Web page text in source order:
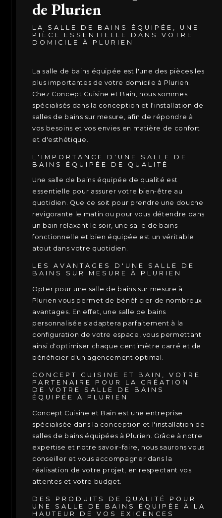
de Plurien
LA SALLE DE BAINS ÉQUIPÉE, UNE
PIÈCE ESSENTIELLE DANS VOTRE
DOMICILE À PLURIEN
La salle de bains équipée est l'une des pièces les
plus importantes de votre domicile à Plurien.
Chez Concept Cuisine et Bain, nous sommes
spécialisés dans la conception et l'installation de
salles de bains sur mesure, afin de répondre à
vos besoins et vos envies en matière de confort
et d'esthétique.
L'IMPORTANCE D'UNE SALLE DE
BAINS ÉQUIPÉE DE QUALITÉ
Une salle de bains équipée de qualité est
essentielle pour assurer votre bien-être au
quotidien. Que ce soit pour prendre une douche
revigorante le matin ou pour vous détendre dans
un bain relaxant le soir, une salle de bains
fonctionnelle et bien équipée est un véritable
atout dans votre quotidien.
LES AVANTAGES D'UNE SALLE DE
BAINS SUR MESURE À PLURIEN
Opter pour une salle de bains sur mesure à
Plurien vous permet de bénéficier de nombreux
avantages. En effet, une salle de bains
personnalisée s'adaptera parfaitement à la
configuration de votre espace, vous permettant
ainsi d'optimiser chaque centimètre carré et de
bénéficier d'un agencement optimal.
CONCEPT CUISINE ET BAIN, VOTRE
PARTENAIRE POUR LA CRÉATION
DE VOTRE SALLE DE BAINS
ÉQUIPÉE À PLURIEN
Concept Cuisine et Bain est une entreprise
spécialisée dans la conception et l'installation de
salles de bains équipées à Plurien. Grâce à notre
expertise et notre savoir-faire, nous saurons vous
conseiller et vous accompagner dans la
réalisation de votre projet, en respectant vos
attentes et votre budget.
DES PRODUITS DE QUALITÉ POUR
UNE SALLE DE BAINS ÉQUIPÉE À LA
HAUTEUR DE VOS EXIGENCES